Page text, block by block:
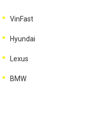
VinFast
Hyundai
Lexus
BMW